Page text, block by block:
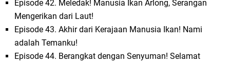
Episode 42. Meledak! Manusia Ikan Arlong, Serangan
Mengerikan dari Laut!
Episode 43. Akhir dari Kerajaan Manusia Ikan! Nami
adalah Temanku!
Episode 44. Berangkat dengan Senyuman! Selamat